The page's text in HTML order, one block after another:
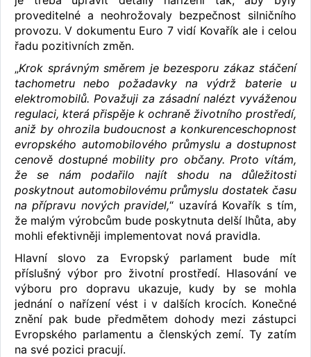
proveditelné a neohrožovaly bezpečnost silničního
provozu. V dokumentu Euro 7 vidí Kovařík ale i celou
řadu pozitivních změn.
„Krok správným směrem je bezesporu zákaz stáčení
tachometru nebo požadavky na výdrž baterie u
elektromobilů. Považuji za zásadní nalézt vyváženou
regulaci, která přispěje k ochraně životního prostředí,
aniž by ohrozila budoucnost a konkurenceschopnost
evropského automobilového průmyslu a dostupnost
cenově dostupné mobility pro občany. Proto vítám,
že se nám podařilo najít shodu na důležitosti
poskytnout automobilovému průmyslu dostatek času
na přípravu nových pravidel,“ uzavírá Kovařík s tím,
že malým výrobcům bude poskytnuta delší lhůta, aby
mohli efektivněji implementovat nová pravidla.
Hlavní slovo za Evropský parlament bude mít
příslušný výbor pro životní prostředí. Hlasování ve
výboru pro dopravu ukazuje, kudy by se mohla
jednání o nařízení vést i v dalších krocích. Konečné
znění pak bude předmětem dohody mezi zástupci
Evropského parlamentu a členských zemí. Ty zatím
na své pozici pracují.